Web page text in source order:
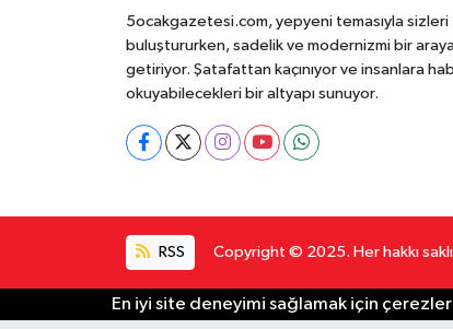
5ocakgazetesi.com, yepyeni temasıyla sizleri
buluştururken, sadelik ve modernizmi bir
getiriyor. Şatafattan kaçınıyor ve insanlara
okuyabilecekleri bir altyapı sunuyor.
RSS Copyright © 2025. Her hakkı
En iyi site deneyimi sağlamak için